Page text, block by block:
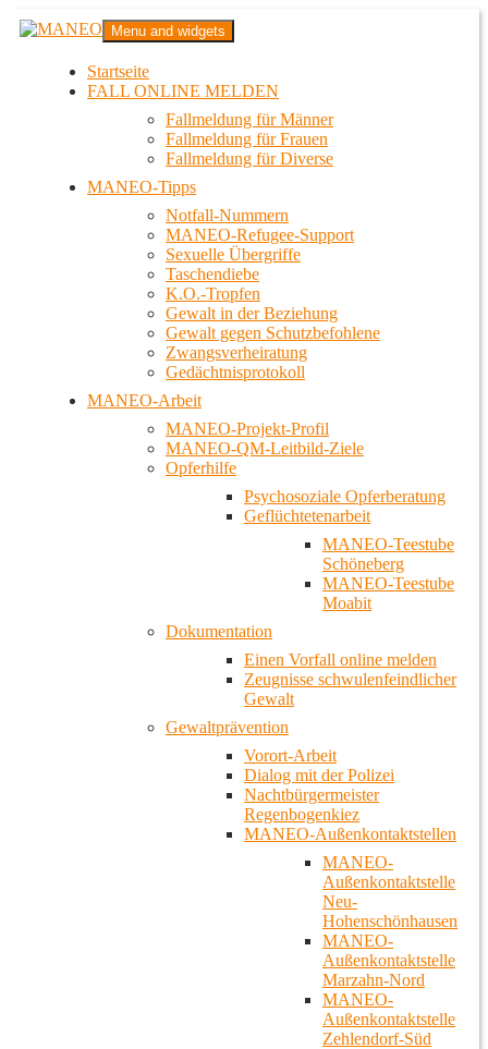
Zum
InhaltMANEO
Das schwule Anti-Gewalt-Projekt in Berlin
Menu and widgets
Startseite
FALL ONLINE MELDEN
Fallmeldung für Männer
Fallmeldung für Frauen
Fallmeldung für Diverse
MANEO-Tipps
Notfall-Nummern
MANEO-Refugee-Support
Sexuelle Übergriffe
Taschendiebe
K.O.-Tropfen
Gewalt in der Beziehung
Gewalt gegen Schutzbefohlene
Zwangsverheiratung
Gedächtnisprotokoll
MANEO-Arbeit
MANEO-Projekt-Profil
MANEO-QM-Leitbild-Ziele
Opferhilfe
Psychosoziale Opferberatung
Geflüchtetenarbeit
MANEO-Teestube
Schöneberg
MANEO-Teestube
Moabit
Dokumentation
Einen Vorfall online melden
Zeugnisse schwulenfeindlicher
Gewalt
Gewaltprävention
Vorort-Arbeit
Dialog mit der Polizei
Nachtbürgermeister
Regenbogenkiez
MANEO-Außenkontaktstellen
MANEO-
Außenkontaktstelle
Neu-
Hohenschönhausen
MANEO-
Außenkontaktstelle
Marzahn-Nord
MANEO-
Außenkontaktstelle
Zehlendorf-Süd